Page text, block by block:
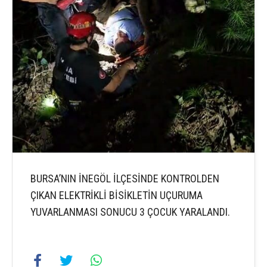
BURSA’NIN İNEGÖL İLÇESİNDE KONTROLDEN
ÇIKAN ELEKTRİKLİ BİSİKLETİN UÇURUMA
YUVARLANMASI SONUCU 3 ÇOCUK YARALANDI.